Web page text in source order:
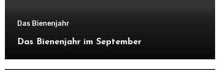
Das Bienenjahr
Das Bienenjahr im September